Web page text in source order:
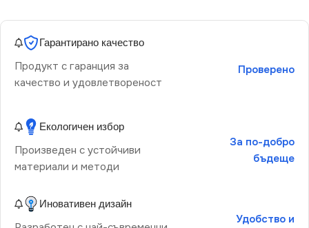
Гарантирано качество
Продукт с гаранция за
качество и удовлетвореност
Проверено
Екологичен избор
Произведен с устойчиви
материали и методи
За по-добро
бъдеще
Иновативен дизайн
Удобство и